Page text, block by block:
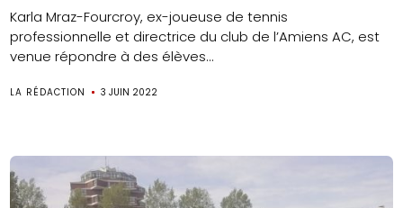
Karla Mraz-Fourcroy, ex-joueuse de tennis
professionnelle et directrice du club de l’Amiens AC, est
venue répondre à des élèves...
LA RÉDACTION 3 JUIN 2022